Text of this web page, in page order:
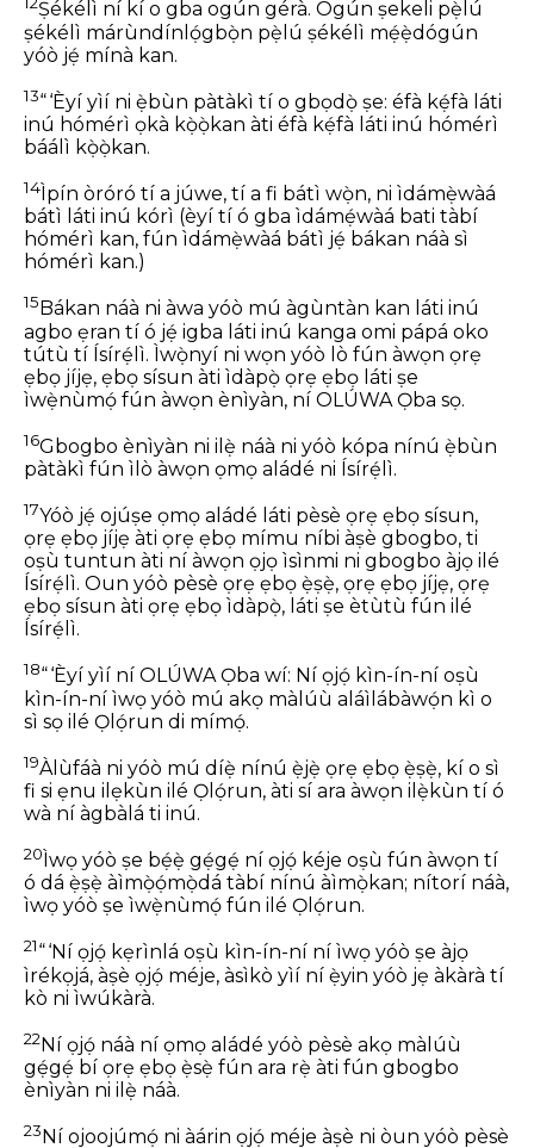
Ṣékélì ní kí o gba ogún gérà. Ogún ṣekeli pẹ̀lú
ṣékélì márùndínlọ́gbọ̀n pẹ̀lú ṣékélì mẹ́ẹ̀dógún
yóò jẹ́ mínà kan.
13“ ‘Èyí yìí ni ẹ̀bùn pàtàkì tí o gbọdọ̀ ṣe: éfà kẹ́fà láti
inú hómérì ọkà kọ̀ọ̀kan àti éfà kẹ́fà láti inú hómérì
báálì kọ̀ọ̀kan.
14 Ìpín òróró tí a júwe, tí a fi bátì wọ̀n, ni ìdámẹ̀wàá
bátì láti inú kórì (èyí tí ó gba ìdámẹ́wàá bati tàbí
hómérì kan, fún ìdámẹ̀wàá bátì jẹ́ bákan náà sì
hómérì kan.)
15 Bákan náà ni àwa yóò mú àgùntàn kan láti inú
agbo ẹran tí ó jẹ́ igba láti inú kanga omi pápá oko
tútù tí Ísírẹ́lì. Ìwọ̀nyí ni wọn yóò lò fún àwọn ọrẹ
ẹbọ jíjẹ, ẹbọ sísun àti ìdàpọ̀ ọrẹ ẹbọ láti ṣe
ìwẹ̀nùmọ́ fún àwọn ènìyàn, ní OLÚWA Ọba sọ.
16Gbogbo ènìyàn ni ilẹ̀ náà ni yóò kópa nínú ẹ̀bùn
pàtàkì fún ìlò àwọn ọmọ aládé ni Ísírẹ́lì.
17Yóò jẹ́ ojúṣe ọmọ aládé láti pèsè ọrẹ ẹbọ sísun,
ọrẹ ẹbọ jíjẹ àti ọrẹ ẹbọ mímu níbi àṣè gbogbo, ti
oṣù tuntun àti ní àwọn ọjọ ìsìnmi ni gbogbo àjọ ilé
Ísírẹ́lì. Oun yóò pèsè ọrẹ ẹbọ ẹ̀ṣẹ̀, ọrẹ ẹbọ jíjẹ, ọrẹ
ẹbọ sísun àti ọrẹ ẹbọ ìdàpọ̀, láti ṣe ètùtù fún ilé
Ísírẹ́lì.
18“ ‘Èyí yìí ní OLÚWA Ọba wí: Ní ọjọ́ kìn-ín-ní oṣù
kìn-ín-ní ìwọ yóò mú akọ màlúù aláìlábàwọ́n kì o
sì sọ ilé Ọlọ́run di mímọ́.
19Àlùfáà ni yóò mú díẹ̀ nínú ẹ̀jẹ̀ ọrẹ ẹbọ ẹ̀ṣẹ̀, kí o sì
fi si ẹnu ilẹkùn ilé Ọlọ́run, àti sí ara àwọn ilẹ̀kùn tí ó
wà ní àgbàlá ti inú.
20 Ìwọ yóò ṣe bẹ́ẹ̀ gẹ́gẹ́ ní ọjọ́ kéje oṣù fún àwọn tí
ó dá ẹ̀ṣẹ̀ àìmọ̀ọ́mọ̀dá tàbí nínú àìmọ̀kan; nítorí náà,
ìwọ yóò ṣe ìwẹ̀nùmọ́ fún ilé Ọlọ́run.
21“ ‘Ní ọjọ́ kẹrìnlá oṣù kìn-ín-ní ní ìwọ yóò ṣe àjọ
ìrékọjá, àṣè ọjọ́ méje, àsìkò yìí ní ẹ̀yin yóò jẹ àkàrà tí
kò ni ìwúkàrà.
22Ní ọjọ́ náà ní ọmọ aládé yóò pèsè akọ màlúù
gẹ́gẹ́ bí ọrẹ ẹbọ ẹ̀sẹ̀ fún ara rẹ̀ àti fún gbogbo
ènìyàn ni ilẹ̀ náà.
23 Ní ojoojúmọ́ ni àárin ọjọ́ méje àṣè ni òun yóò pèsè